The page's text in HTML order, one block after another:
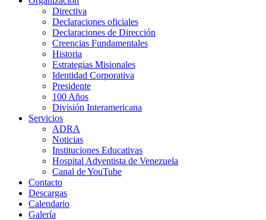
Directiva
Declaraciones oficiales
Declaraciones de Dirección
Creencias Fundamentales
Historia
Estrategias Misionales
Identidad Corporativa
Presidente
100 Años
División Interamericana
Servicios
ADRA
Noticias
Instituciones Educativas
Hospital Adventista de Venezuela
Canal de YouTube
Contacto
Descargas
Calendario
Galería